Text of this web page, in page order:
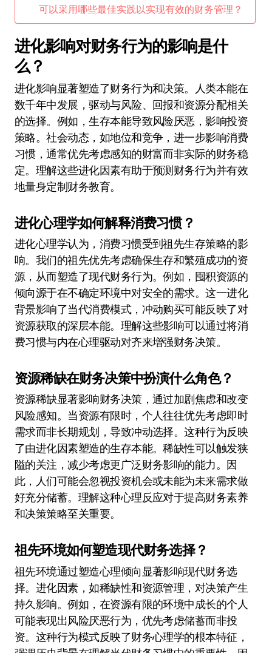
可以采用哪些最佳实践以实现有效的财务管理？
进化影响对财务行为的影响是什
么？
进化影响显著塑造了财务行为和决策。人类本能在
数千年中发展，驱动与风险、回报和资源分配相关
的选择。例如，生存本能导致风险厌恶，影响投资
策略。社会动态，如地位和竞争，进一步影响消费
习惯，通常优先考虑感知的财富而非实际的财务稳
定。理解这些进化因素有助于预测财务行为并有效
地量身定制财务教育。
进化心理学如何解释消费习惯？
进化心理学认为，消费习惯受到祖先生存策略的影
响。我们的祖先优先考虑确保生存和繁殖成功的资
源，从而塑造了现代财务行为。例如，囤积资源的
倾向源于在不确定环境中对安全的需求。这一进化
背景影响了当代消费模式，冲动购买可能反映了对
资源获取的深层本能。理解这些影响可以通过将消
费习惯与内在心理驱动对齐来增强财务决策。
资源稀缺在财务决策中扮演什么角色？
资源稀缺显著影响财务决策，通过加剧焦虑和改变
风险感知。当资源有限时，个人往往优先考虑即时
需求而非长期规划，导致冲动选择。这种行为反映
了由进化因素塑造的生存本能。稀缺性可以触发狭
隘的关注，减少考虑更广泛财务影响的能力。因
此，人们可能会忽视投资机会或未能为未来需求做
好充分储蓄。理解这种心理反应对于提高财务素养
和决策策略至关重要。
祖先环境如何塑造现代财务选择？
祖先环境通过塑造心理倾向显著影响现代财务选
择。进化因素，如稀缺性和资源管理，对决策产生
持久影响。例如，在资源有限的环境中成长的个人
可能表现出风险厌恶行为，优先考虑储蓄而非投
资。这种行为模式反映了财务心理学的根本特征，